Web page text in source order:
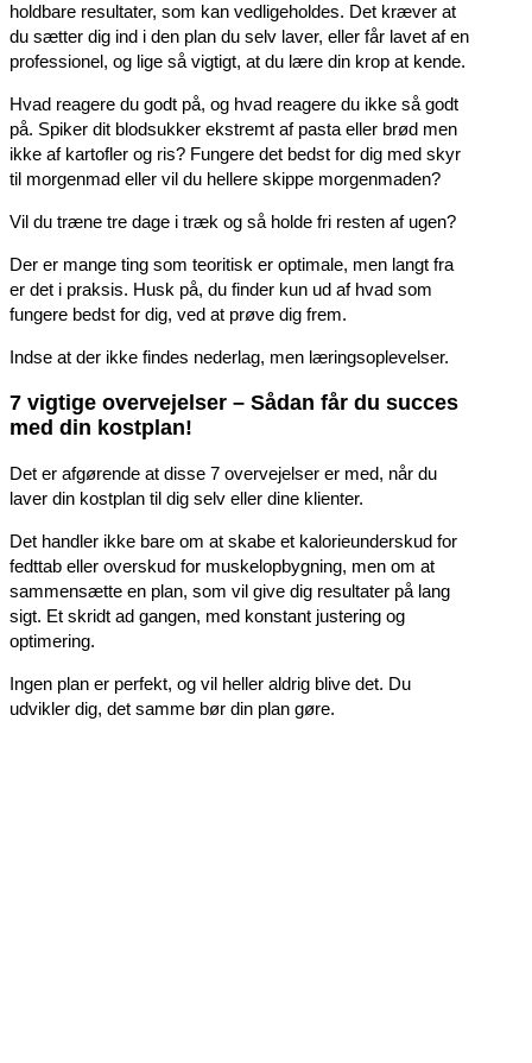
holdbare resultater, som kan vedligeholdes. Det kræver at
du sætter dig ind i den plan du selv laver, eller får lavet af en
professionel, og lige så vigtigt, at du lære din krop at kende.
Hvad reagere du godt på, og hvad reagere du ikke så godt
på. Spiker dit blodsukker ekstremt af pasta eller brød men
ikke af kartofler og ris? Fungere det bedst for dig med skyr
til morgenmad eller vil du hellere skippe morgenmaden?
Vil du træne tre dage i træk og så holde fri resten af ugen?
Der er mange ting som teoritisk er optimale, men langt fra
er det i praksis. Husk på, du finder kun ud af hvad som
fungere bedst for dig, ved at prøve dig frem.
Indse at der ikke findes nederlag, men læringsoplevelser.
7 vigtige overvejelser – Sådan får du succes
med din kostplan!
Det er afgørende at disse 7 overvejelser er med, når du
laver din kostplan til dig selv eller dine klienter.
Det handler ikke bare om at skabe et kalorieunderskud for
fedttab eller overskud for muskelopbygning, men om at
sammensætte en plan, som vil give dig resultater på lang
sigt. Et skridt ad gangen, med konstant justering og
optimering.
Ingen plan er perfekt, og vil heller aldrig blive det. Du
udvikler dig, det samme bør din plan gøre.